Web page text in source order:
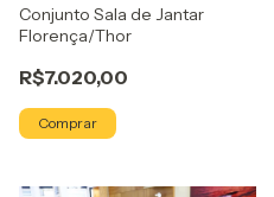
Conjunto Sala de Jantar
Florença/Thor
R$7.020,00
Comprar